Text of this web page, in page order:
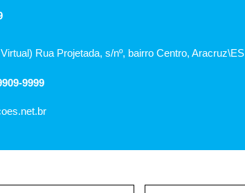
Rua Projetada, s/nº, bairro Centro, Aracruz\ES
9999